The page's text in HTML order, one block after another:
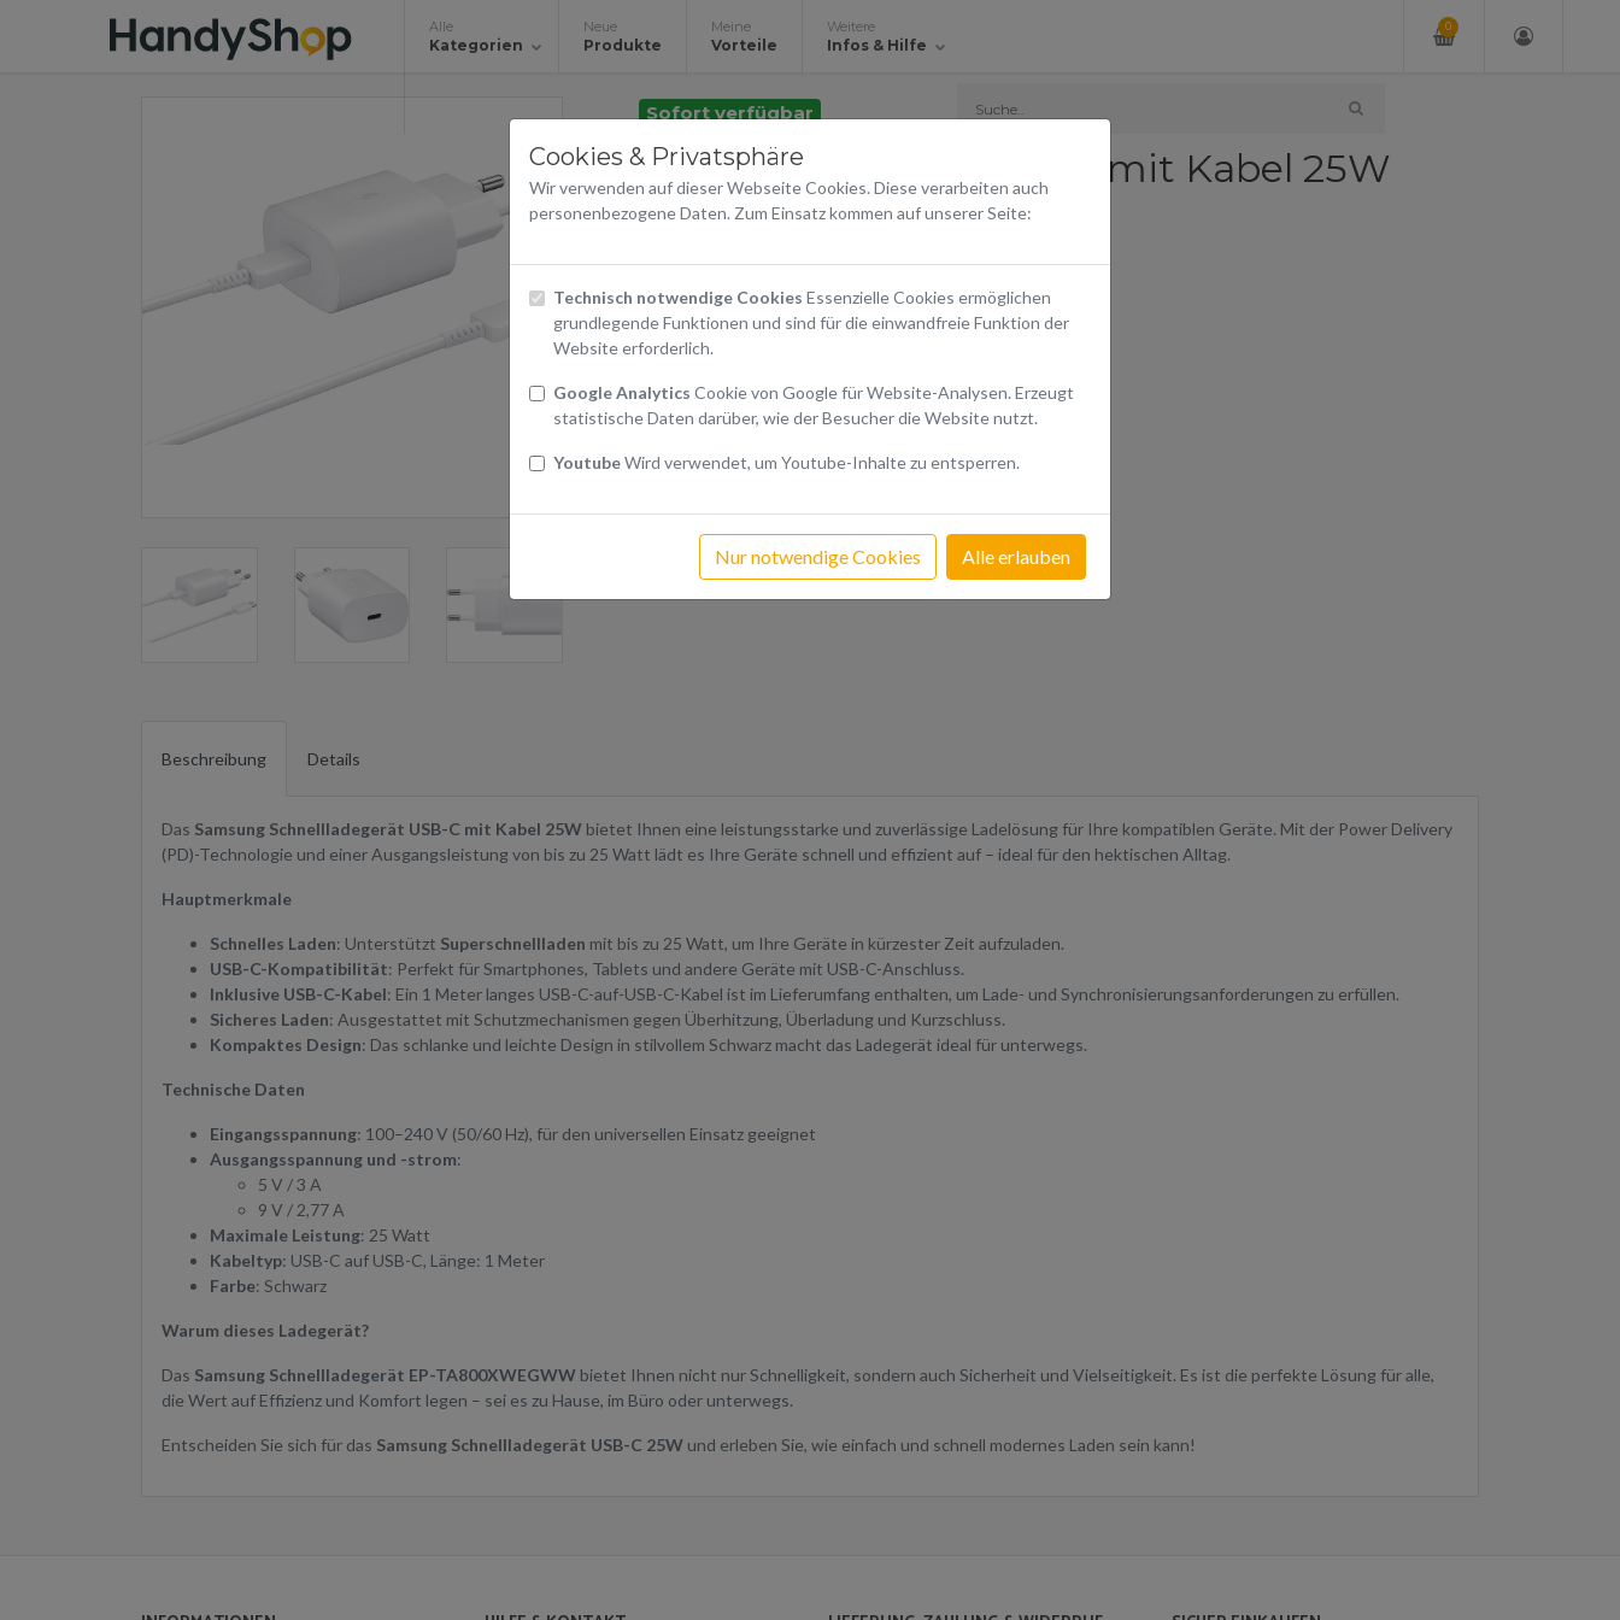
Alle
Kategorien
Neue
Produkte
Meine
Vorteile
Weitere
Infos & Hilfe
0
Cookies & Privatsphäre
Wir verwenden auf dieser Webseite Cookies. Diese verarbeiten auch
personenbezogene Daten. Zum Einsatz kommen auf unserer Seite:
Technisch notwendige Cookies Essenzielle Cookies ermöglichen
grundlegende Funktionen und sind für die einwandfreie Funktion der
Website erforderlich.
Google Analytics Cookie von Google für Website-Analysen. Erzeugt
statistische Daten darüber, wie der Besucher die Website nutzt.
YoutubeWird verwendet, um Youtube-Inhalte zu entsperren.
Nur notwendige Cookies Alle erlauben
Sofort verfügbar
Schnellladegerät USB-C mit Kabel 25W
weiß
€ 29,90
In den Warenkorb
Beschreibung Details
Das Samsung Schnellladegerät USB-C mit Kabel 25W bietet Ihnen eine leistungsstarke und zuverlässige Ladelösung für Ihre kompatiblen Geräte. Mit der Power Delivery
(PD)-Technologie und einer Ausgangsleistung von bis zu 25 Watt lädt es Ihre Geräte schnell und effizient auf – ideal für den hektischen Alltag.
Hauptmerkmale
Schnelles Laden: Unterstützt Superschnellladen mit bis zu 25 Watt, um Ihre Geräte in kürzester Zeit aufzuladen.
USB-C-Kompatibilität: Perfekt für Smartphones, Tablets und andere Geräte mit USB-C-Anschluss.
Inklusive USB-C-Kabel: Ein 1 Meter langes USB-C-auf-USB-C-Kabel ist im Lieferumfang enthalten, um Lade- und Synchronisierungsanforderungen zu erfüllen.
Sicheres Laden: Ausgestattet mit Schutzmechanismen gegen Überhitzung, Überladung und Kurzschluss.
Kompaktes Design: Das schlanke und leichte Design in stilvollem Schwarz macht das Ladegerät ideal für unterwegs.
Technische Daten
Eingangsspannung: 100–240 V (50/60 Hz), für den universellen Einsatz geeignet
Ausgangsspannung und -strom:
5 V / 3 A
9 V / 2,77 A
Maximale Leistung: 25 Watt
Kabeltyp: USB-C auf USB-C, Länge: 1 Meter
Farbe: Schwarz
Warum dieses Ladegerät?
Das Samsung Schnellladegerät EP-TA800XWEGWW bietet Ihnen nicht nur Schnelligkeit, sondern auch Sicherheit und Vielseitigkeit. Es ist die perfekte Lösung für alle,
die Wert auf Effizienz und Komfort legen – sei es zu Hause, im Büro oder unterwegs.
Entscheiden Sie sich für das Samsung Schnellladegerät USB-C 25W und erleben Sie, wie einfach und schnell modernes Laden sein kann!